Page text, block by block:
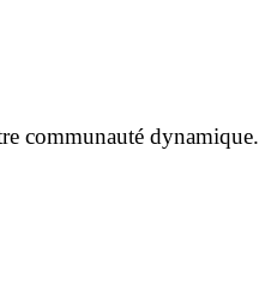
communauté dynamique.